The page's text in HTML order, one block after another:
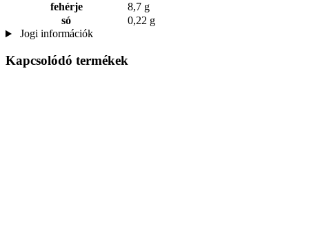
fehérje
8,7 g
só
0,22 g
Jogi információk
Kapcsolódó termékek